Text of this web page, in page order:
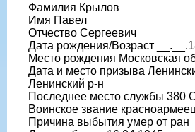
Фамилия Крылов
Имя Павел
Отчество Сергеевич
Дата рождения/Возраст
Место рождения Московская
Дата и место призыва
Ленинский р-н
Последнее место службы 380
Воинское звание красноармеец
Причина выбытия умер от ран